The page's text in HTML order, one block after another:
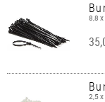
8,8
2,5